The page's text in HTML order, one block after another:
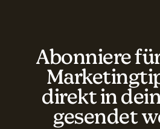
Abonniere
direkt in
gesendet